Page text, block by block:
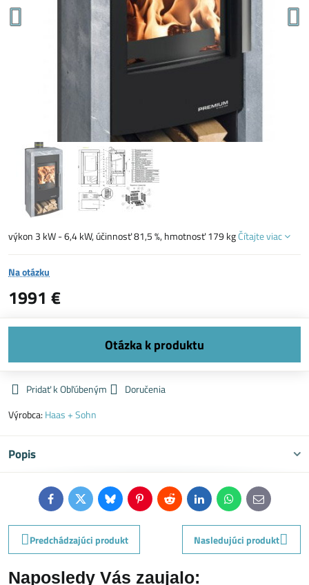
výkon 3 kW - 6,4 kW, účinnosť 81,5 %, hmotnosť 179 kgČítajte viac
Na otázku
1991 €
Pridať k Obľúbeným
Doručenia
Výrobca: Haas + Sohn
Popis
FacebookTwitterBlueskyPinterestReddit LinkedInWhatsApp
E-
mail
Predchádzajúci produkt
Nasledujúci produkt
Naposledy Vás zaujalo: